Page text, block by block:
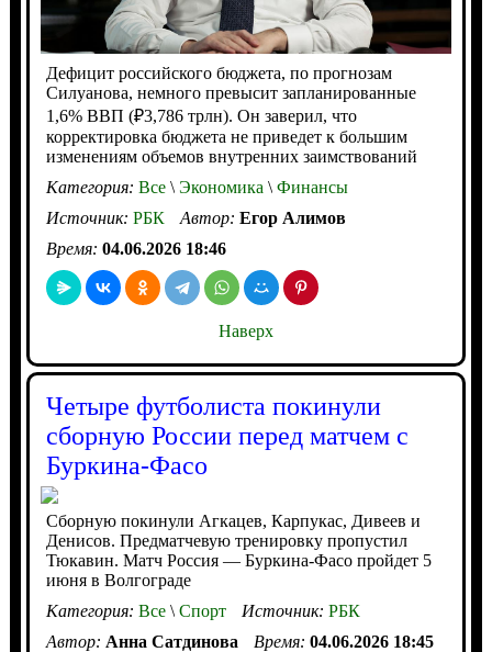
Дефицит российского бюджета, по прогнозам
Силуанова, немного превысит запланированные
1,6% ВВП (₽3,786 трлн). Он заверил, что
корректировка бюджета не приведет к большим
изменениям объемов внутренних заимствований
Категория: Все\Экономика \Финансы
Источник: РБК Автор: Егор Алимов
Время: 04.06.2026 18:46
Наверх
Четыре футболиста покинули
сборную России перед матчем с
Буркина-Фасо
Сборную покинули Агкацев, Карпукас, Дивеев и
Денисов. Предматчевую тренировку пропустил
Тюкавин. Матч Россия — Буркина-Фасо пройдет 5
июня в Волгограде
Категория: Все\Спорт Источник: РБК
Автор: Анна Сатдинова Время: 04.06.2026 18:45